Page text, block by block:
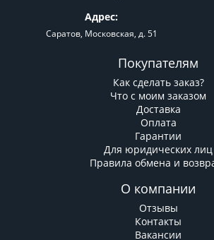
Адрес:
Саратов, Московская, д. 51
Покупателям
Как сделать заказ?
Что с моим заказом
Доставка
Оплата
Гарантии
Для юридических лиц
Правила обмена и
О компании
Отзывы
Контакты
Вакансии